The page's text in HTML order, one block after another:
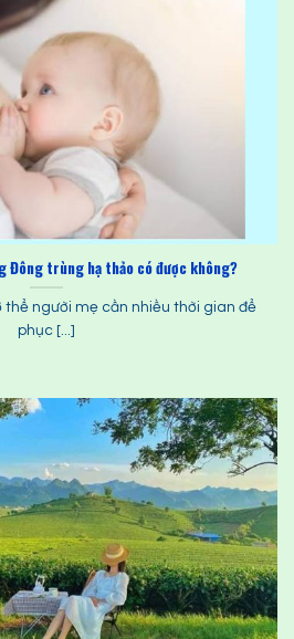
Đông trùng hạ thảo có được không?
thể người mẹ cần nhiều thời gian để
phục [...]